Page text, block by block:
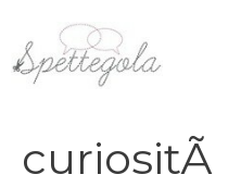
contenuto
curiositÃ